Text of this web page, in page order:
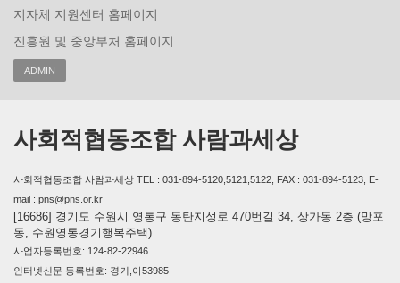
지자체 지원센터 홈페이지
진흥원 및 중앙부처 홈페이지
ADMIN
사회적협동조합 사람과세상
사회적협동조합 사람과세상 TEL : 031-894-5120,5121,5122, FAX : 031-894-5123, E-
mail : pns@pns.or.kr
[16686] 경기도 수원시 영통구 동탄지성로 470번길 34, 상가동 2층 (망포
동, 수원영통경기행복주택)
사업자등록번호: 124-82-22946
인터넷신문 등록번호: 경기,아53985